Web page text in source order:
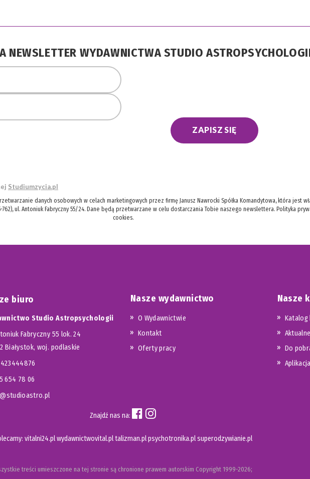
NEWSLETTER WYDAWNICTWA STUDIO
Studiumzycia.pl
ZAPISZ SIĘ
danych osobowych w celach marketingowych przez firmę Janusz Nawrocki Spółka Komandytowa, która jest
ul. Antoniuk Fabryczny 55/24. Dane będą przetwarzane w celu dostarczania Tobie naszego newslettera. Polityka
cookies.
biuro
Studio Astropsychologii
Fabryczny 55 lok. 24
Białystok, woj. podlaskie
654 78 06
Nasze wydawnictwo
O Wydawnictwie
Kontakt
Oferty pracy
Nasze
Katalog
Do
Znajdź nas na:
vitalni24.pl wydawnictwovital.pl talizman.pl psychotronika.pl superodzywianie.pl
treści umieszczone na tej stronie są chronione prawem autorskim Copyright 1999-2026;